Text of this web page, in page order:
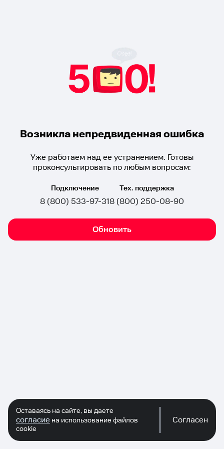
Возникла непредвиденная ошибка
Уже работаем над ее устранением. Готовы
проконсультировать по любым вопросам:
Подключение
8 (800) 533-97-31
Тех. поддержка
8 (800) 250-08-90
Обновить
Оставаясь на сайте, вы даете
согласие на использование файлов
cookie
Согласен